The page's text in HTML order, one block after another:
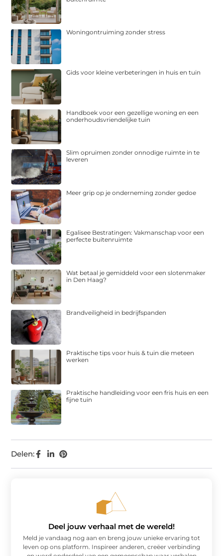
Delen:
Woningontruiming zonder stress
Gids voor kleine verbeteringen in huis en tuin
Handboek voor een gezellige woning en een
onderhoudsvriendelijke tuin
Slim opruimen zonder onnodige ruimte in te
leveren
Meer grip op je onderneming zonder gedoe
Egalisee Bestratingen: Vakmanschap voor een
perfecte buitenruimte
Wat betaal je gemiddeld voor een slotenmaker
in Den Haag?
Brandveiligheid in bedrijfspanden
Praktische tips voor huis & tuin die meteen
werken
Praktische handleiding voor een fris huis en een
fijne tuin
Deel jouw verhaal met de wereld!
Meld je vandaag nog aan en breng jouw unieke ervaring tot
leven op ons platform. Inspireer anderen, creëer verbinding